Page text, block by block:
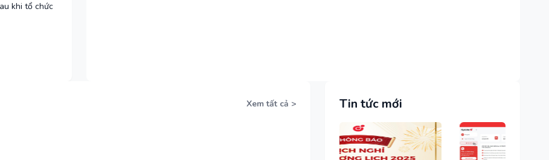
khi tổ chức
Xem tất cả > Tin tức mới